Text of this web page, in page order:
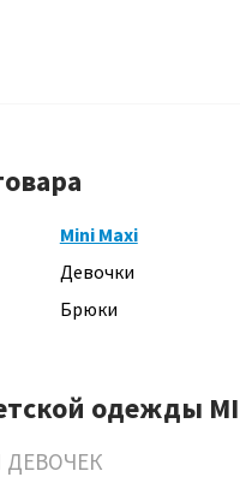
Mini Maxi
Девочки
Брюки
одежды
ДЕВОЧЕК